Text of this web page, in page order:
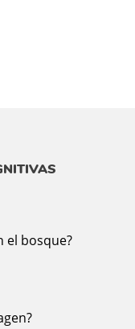
el bosque?